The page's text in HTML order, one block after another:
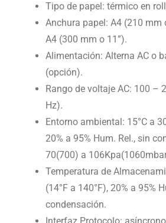
Tipo de papel: térmico en
Anchura papel: A4 (210 mm
A4 (300 mm o 11”).
Alimentación: Alterna AC o
(opción).
Rango de voltaje AC: 100 –
Hz).
Entorno ambiental: 15°C a
20% a 95% Hum. Rel., sin
70(700) a
Temperatura de
(14°F a 140°F), 20% a 95%
condensación.